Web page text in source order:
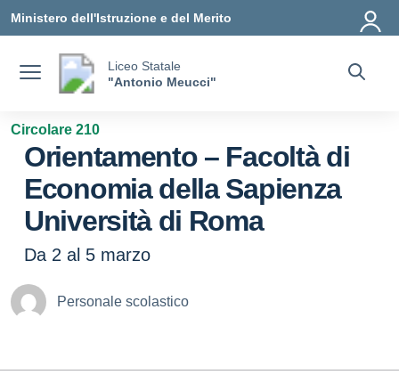
Vai ai contenuti
Vai al menu di navigazione
Vai al footer
Ministero dell'Istruzione e del Merito
Liceo Statale
"Antonio Meucci"
Circolare 210
Orientamento – Facoltà di
Economia della Sapienza
Università di Roma
Da 2 al 5 marzo
Personale scolastico